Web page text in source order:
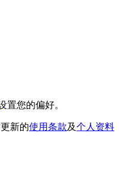
置您的偏好。
新的使用条款及个人资料